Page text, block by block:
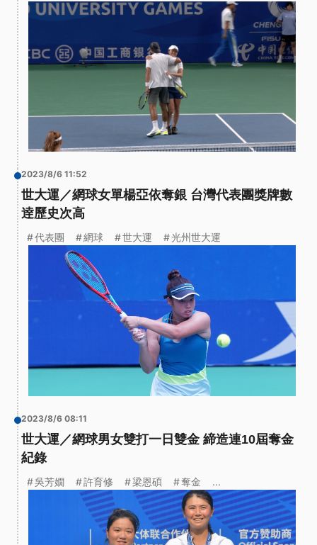
2023/8/6 11:52
世大運／網球女單楊亞依奪銀 台灣代表團獎牌數
逹歷史次高
代表團 網球 世大運 光州世大運
2023/8/6 08:11
世大運／網球男女雙打一日雙金 締造連10屆奪金
紀錄
吳芳嫺 許育修 梁恩碩 奪金 ...